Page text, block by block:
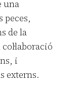
una
peces,
de la
i
externs.